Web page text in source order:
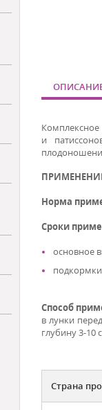
и
Норма
Сроки
основное
Способ
в лунки
глубину 3-10
Страна